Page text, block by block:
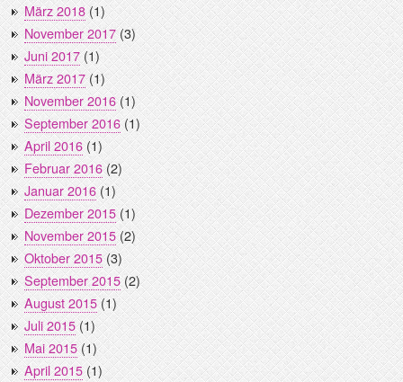
März 2018(1)
November 2017(3)
Juni 2017(1)
März 2017(1)
November 2016(1)
September 2016(1)
April 2016(1)
Februar 2016(2)
Januar 2016(1)
Dezember 2015(1)
November 2015(2)
Oktober 2015(3)
September 2015(2)
August 2015(1)
Juli 2015(1)
Mai 2015(1)
April 2015(1)